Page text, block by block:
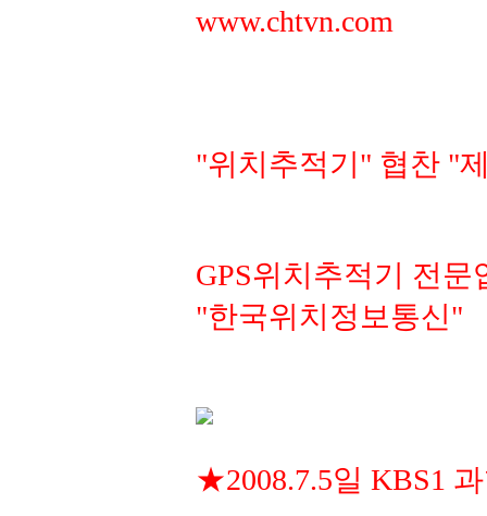
www.chtvn.com
"위치추적기" 협찬 "
GPS위치추적기 전문
"한국위치정보통신"
★2008.7.5일 KBS1